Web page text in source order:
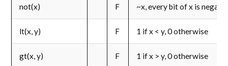
not(x) F ~x, every bit of x is
lt(x, y) F 1 if x < y, 0 otherwise
gt(x, y) F 1 if x > y, 0 otherwise